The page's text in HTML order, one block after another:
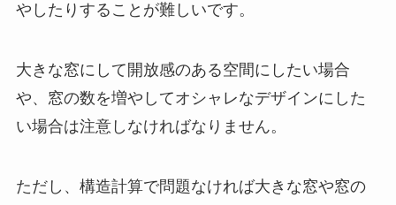
やしたりすることが難しいです。
大きな窓にして開放感のある空間にしたい場合
や、窓の数を増やしてオシャレなデザインにした
い場合は注意しなければなりません。
ただし、構造計算で問題なければ大きな窓や窓の